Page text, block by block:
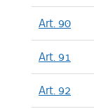
Art. 90
Art. 91
Art. 92